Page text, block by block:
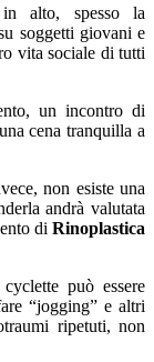
alto, spesso la
soggetti giovani e
vita sociale di tutti
un incontro di
cena tranquilla a
non esiste una
andrà valutata
di Rinoplastica
può essere
“jogging” e altri
ripetuti, non